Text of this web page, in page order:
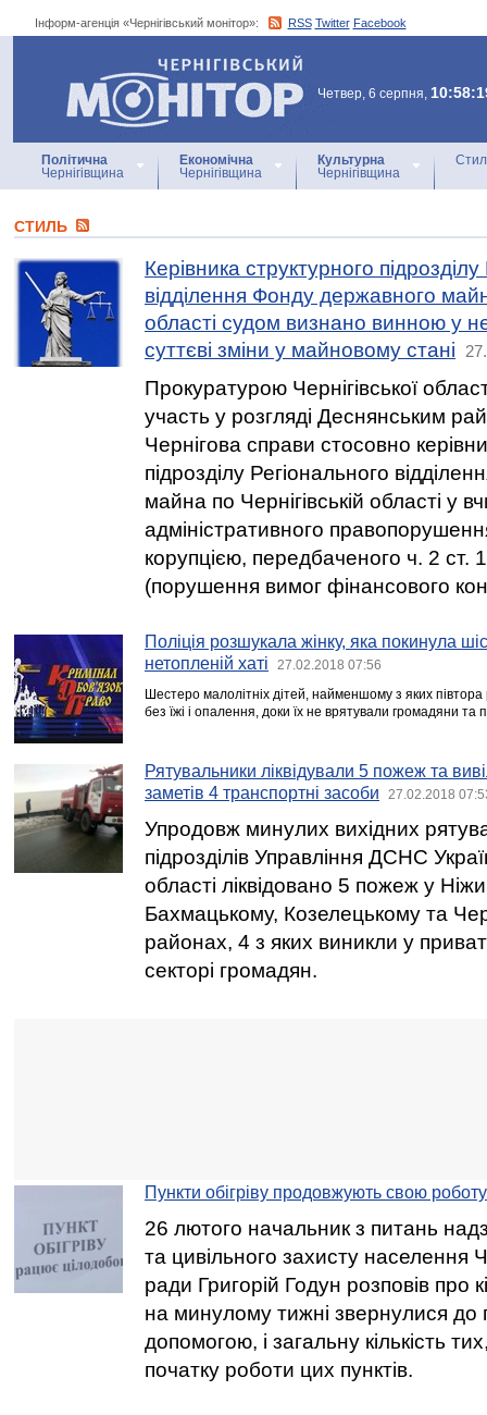
Інформ-агенція «Чернігівський монітор»: RSS Twitter Facebook
Інформ-агенція
«Чернігівський монітор»
Четвер, 6 серпня,
Політична
Чернігівщина
Економічна
Чернігівщина
Культурна
Чернігівщина
СТИЛЬ
Керівника структурного
відділення Фонду державного
області судом визнано винною у
суттєві зміни у майновому стані
Прокуратурою Чернігівської
участь у розгляді Деснянським
Чернігова справи стосовно
підрозділу Регіонального
майна по Чернігівській області у
адміністративного
корупцією, передбаченого ч. 2 ст.
(порушення вимог фінансового
Поліція розшукала жінку, яка покинула
нетопленій хаті
27.02.2018 07:56
Шестеро малолітніх дітей, найменшому з яких півтора
без їжі і опалення, доки їх не врятували громадяни та
Рятувальники ліквідували 5 пожеж та
заметів 4 транспортні засоби
27.02.2018
Упродовж минулих вихідних
підрозділів Управління ДСНС
області ліквідовано 5 пожеж у
Бахмацькому, Козелецькому та
районах, 4 з яких виникли у
секторі громадян.
Пункти обігріву продовжують свою роботу
26 лютого начальник з питань
та цивільного захисту населення
ради Григорій Годун розповів про
на минулому тижні звернулися до
допомогою, і загальну кількість
початку роботи цих пунктів.